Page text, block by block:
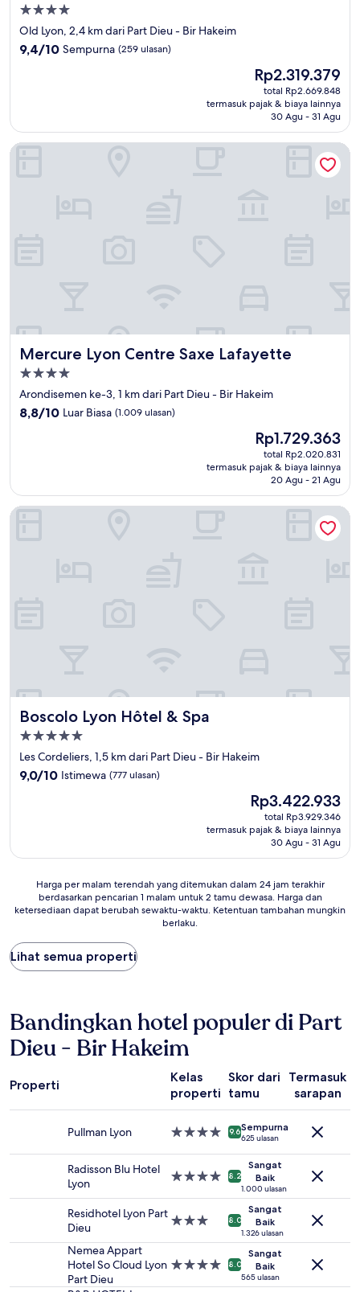
Properti
bintang
4.0
Old Lyon, 2,4 km dari Part Dieu - Bir Hakeim
9.4
9,4/10 Sempurna (259 ulasan)
Harga
sekarang
Rp2.319.379
Rp2.319.379
total Rp2.669.848
termasuk pajak & biaya lainnya
30 Agu - 31 Agu
Mercure Lyon Centre Saxe Lafayette
Mercure Lyon Centre Saxe Lafayette
Properti
bintang
4.0
Arondisemen ke-3, 1 km dari Part Dieu - Bir Hakeim
8.8
ulasan)
8,8/10 Luar Biasa (1.009 ulasan)
Harga
sekarang
Rp1.729.363
Rp1.729.363
total Rp2.020.831
termasuk pajak & biaya lainnya
20 Agu - 21 Agu
Mercure Lyon Centre Saxe Lafayette
Boscolo Lyon Hôtel & Spa
Boscolo Lyon Hôtel & Spa
Properti
bintang
5.0
Les Cordeliers, 1,5 km dari Part Dieu - Bir Hakeim
9.0
9,0/10 Istimewa (777 ulasan)
Harga
sekarang
Rp3.422.933
Rp3.422.933
total Rp3.929.346
termasuk pajak & biaya lainnya
30 Agu - 31 Agu
Boscolo Lyon Hôtel & Spa
Harga
malam
yang
ditemukan
dalam
terakhir
berdasarkan
pencarian
1
untuk
dan
ketersediaan
berubah
Ketentuan
Harga per malam terendah yang ditemukan dalam 24 jam terakhir
berdasarkan pencarian 1 malam untuk 2 tamu dewasa. Harga dan
ketersediaan dapat berubah sewaktu-waktu. Ketentuan tambahan mungkin
berlaku.
Lihat semua properti
Bandingkan hotel populer di Part
Dieu - Bir Hakeim
Properti
Kelas
properti
Skor dari
tamu
Termasuk
sarapan
Pullman Lyon
Properti
9.6Sempurna
625 ulasan
Radisson Blu Hotel
Lyon
Properti
8.2
Sangat
Baik
1.000 ulasan
Residhotel Lyon Part
Dieu
Properti
8.0
Sangat
Baik
1.326 ulasan
Nemea Appart
Hotel So Cloud Lyon
Part Dieu
Properti
8.0
Sangat
Baik
565 ulasan